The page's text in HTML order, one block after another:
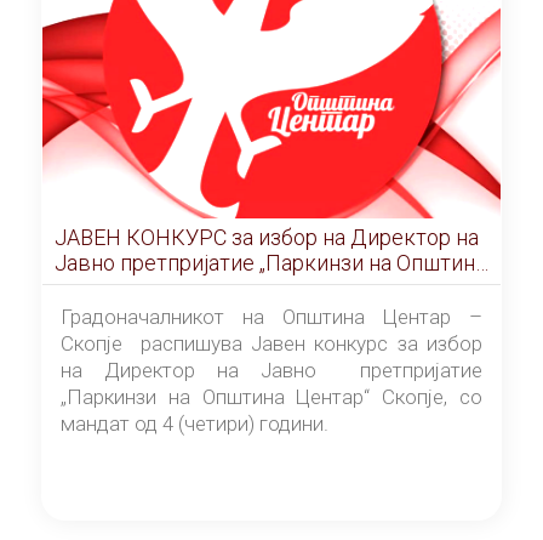
ЈАВЕН КОНКУРС за избор на Директор на
Јавно претпријатие „Паркинзи на Општина
Центар“ – Скопје
Градоначалникот на Општина Центар –
Скопје распишува Јавен конкурс за избор
на Директор на Јавно претпријатие
„Паркинзи на Општина Центар“ Скопје, со
мандат од 4 (четири) години.